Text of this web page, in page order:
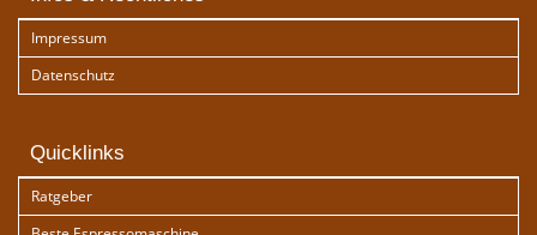
Impressum
Datenschutz
Quicklinks
Ratgeber